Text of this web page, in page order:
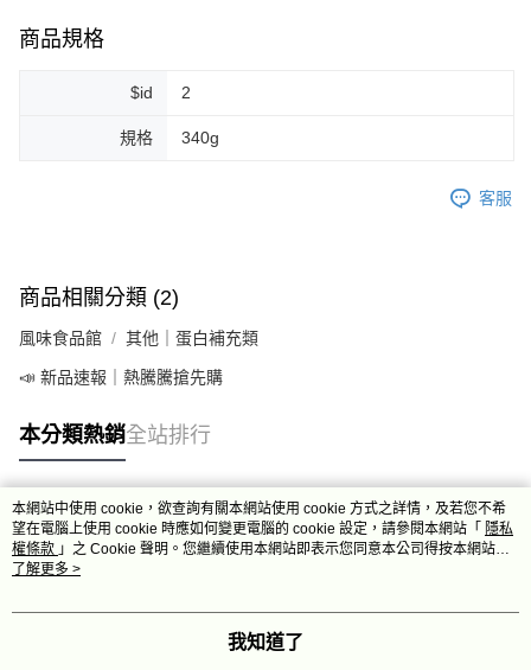
商品規格
$id 2
規格 340g
客服
商品相關分類 (2)
風味食品館 其他｜蛋白補充類
📣 新品速報｜熱騰騰搶先購
本分類熱銷全站排行
熱門標籤
本網站中使用 cookie，欲查詢有關本網站使用 cookie 方式之詳情，及若您不希
望在電腦上使用 cookie 時應如何變更電腦的 cookie 設定，請參閱本網站「 隱私
權條款 」之 Cookie 聲明。您繼續使用本網站即表示您同意本公司得按本網站使
用條款之 Cookie 聲明使用 cookie。
了解更多 >
我知道了